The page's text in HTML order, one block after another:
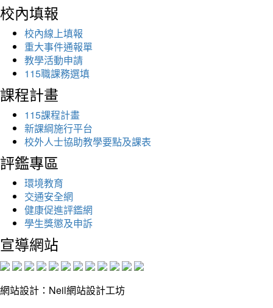
校內填報
校內線上填報
重大事件通報單
教學活動申請
115職課務選填
課程計畫
115課程計畫
新課綱施行平台
校外人士協助教學要點及課表
評鑑專區
環境教育
交通安全網
健康促進評鑑網
學生獎懲及申訴
宣導網站
網站設計：Neil網站設計工坊